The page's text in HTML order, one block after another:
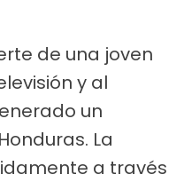
de una joven
y al
un
La
a través